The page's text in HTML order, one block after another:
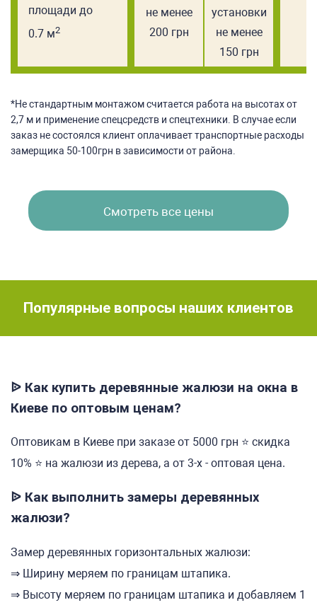
площади до
0.7 м2
не менее
200 грн
установки
не менее
150 грн
*Не стандартным монтажом считается работа на высотах от
2,7 м и применение спецсредств и спецтехники. В случае если
заказ не состоялся клиент оплачивает транспортные расходы
замерщика 50-100грн в зависимости от района.
Смотреть все цены
Популярные вопросы наших клиентов
ᐉ Как купить деревянные жалюзи на окна в
Киеве по оптовым ценам?
Оптовикам в Киеве при заказе от 5000 грн ⭐ скидка
10% ⭐ на жалюзи из дерева, а от 3-х - оптовая цена.
ᐉ Как выполнить замеры деревянных
жалюзи?
Замер деревянных горизонтальных жалюзи:
⇒ Ширину меряем по границам штапика.
⇒ Высоту меряем по границам штапика и добавляем 1